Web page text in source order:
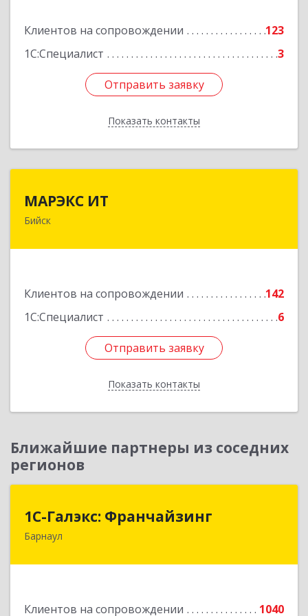
Клиентов на сопровождении
123
1С:Специалист
3
Отправить заявку
Показать контакты
Отправить заявку
Назад
МАРЭКС ИТ
Бийск
Клиентов на сопровождении
142
1С:Специалист
6
Отправить заявку
Показать контакты
Отправить заявку
Назад
Ближайшие партнеры из соседних
регионов
1С-Галэкс: Франчайзинг
Барнаул
Клиентов на сопровождении 1040
1С-Галэкс: Франчайзинг
656015, Алтайский край, Барнаул г, Деповская